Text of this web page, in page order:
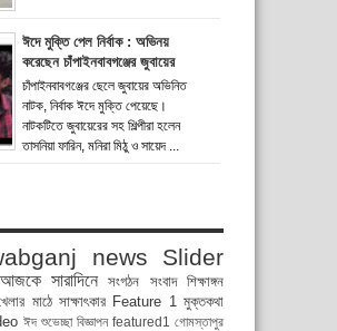
ঈদে মুক্তি পেল নির্বাক : অভিনয়
করেছেন চাঁপাইনবাবগঞ্জের জুবায়ের
চাঁপাইনবাবগঞ্জের ছেলে জুবায়ের অভিনিত
নাটক, নির্বাক ঈদে মুক্তি পেয়েছে।
নাটকটিতে জুবায়েরের সহ শিল্পীরা হলেন
তাসনিয়া ফারিন, মনিরা মিঠু ও সায়েদ ...
news Slider
আজকে সারাদিনে সংগঠন সংবাদ
শিক্ষাঙ্গন
মাঠে সাক্ষাৎকার Feature 1 মুক্তকথা
ঈদ শুভেচ্ছা বিজ্ঞাপন featured1 গোমস্তাপুর